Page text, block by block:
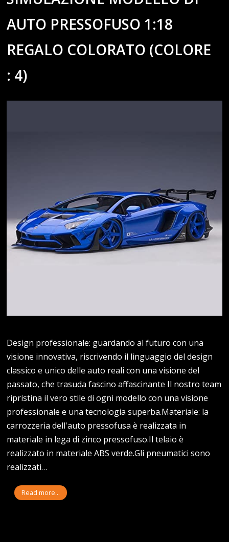
AUTO PRESSOFUSO 1:18
REGALO COLORATO (COLORE
: 4)
Design professionale: guardando al futuro con una
visione innovativa, riscrivendo il linguaggio del design
classico e unico delle auto reali con una visione del
passato, che trasuda fascino affascinante Il nostro team
ripristina il vero stile di ogni modello con una visione
professionale e una tecnologia superba.Materiale: la
carrozzeria dell'auto pressofusa è realizzata in
materiale in lega di zinco pressofuso.Il telaio è
realizzato in materiale ABS verde.Gli pneumatici sono
realizzati…
Read more...